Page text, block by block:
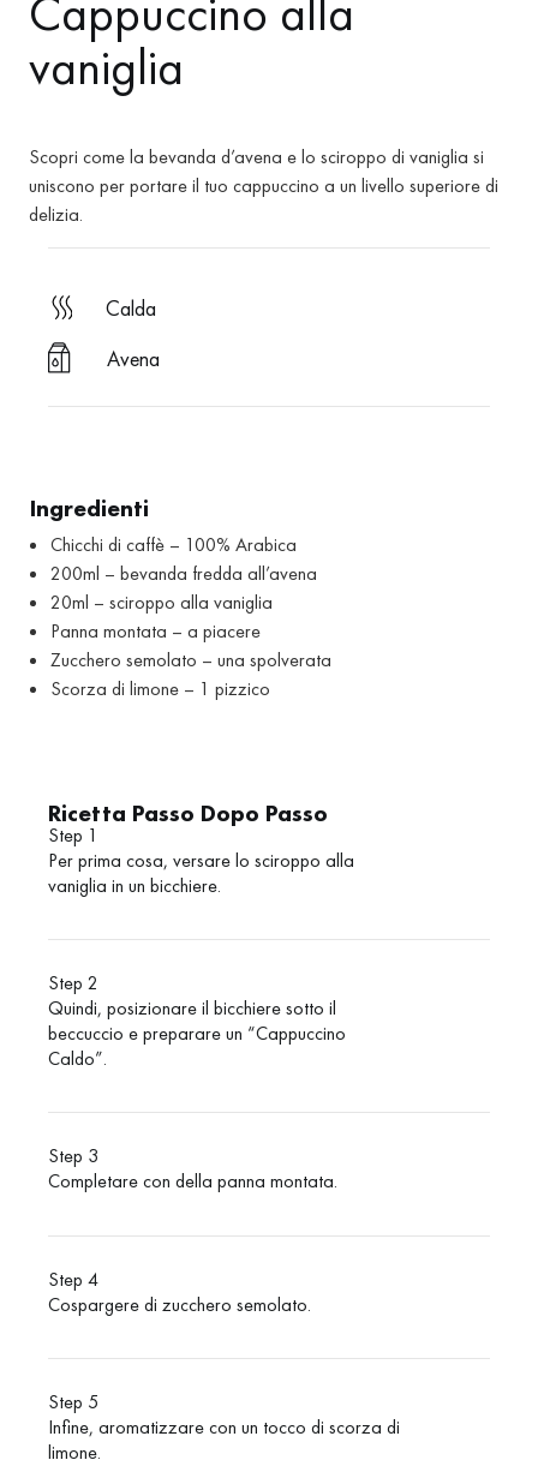
Cappuccino alla
vaniglia
Scopri come la bevanda d’avena e lo sciroppo di vaniglia si
uniscono per portare il tuo cappuccino a un livello superiore di
delizia.
calda
Avena
Ingredienti
Chicchi di caffè – 100% Arabica
200ml – bevanda fredda all’avena
20ml – sciroppo alla vaniglia
Panna montata – a piacere
Zucchero semolato – una spolverata
Scorza di limone – 1 pizzico
Ricetta Passo Dopo Passo
Step 1
Per prima cosa, versare lo sciroppo alla
vaniglia in un bicchiere.
Step 2
Quindi, posizionare il bicchiere sotto il
beccuccio e preparare un “Cappuccino
Caldo”.
Step 3
Completare con della panna montata.
Step 4
Cospargere di zucchero semolato.
Step 5
Infine, aromatizzare con un tocco di scorza di
limone.